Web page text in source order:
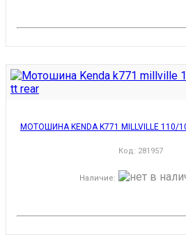
МОТОШИНА KENDA K771 MILLVILLE 110/
Код: 281957
Наличие: